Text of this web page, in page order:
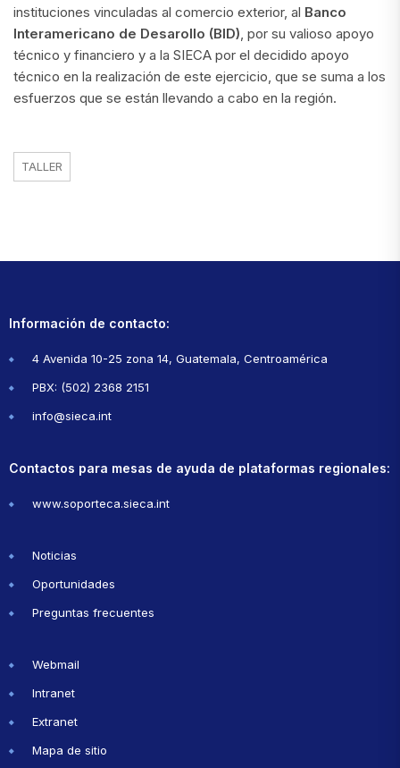
instituciones vinculadas al comercio exterior, al Banco
Interamericano de Desarollo (BID) , por su valioso apoyo
técnico y financiero y a la SIECA por el decidido apoyo
técnico en la realización de este ejercicio, que se suma a los
esfuerzos que se están llevando a cabo en la región.
TALLER
Información de contacto:
4 Avenida 10-25 zona 14, Guatemala, Centroamérica
PBX: (502) 2368 2151
info@sieca.int
Contactos para mesas de ayuda de plataformas regionales:
www.soporteca.sieca.int
Noticias
Oportunidades
Preguntas frecuentes
Webmail
Intranet
Extranet
Mapa de sitio